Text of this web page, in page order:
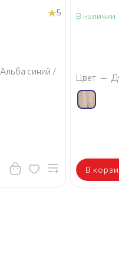
5
Альба синий /
В наличии
Цвет —
В